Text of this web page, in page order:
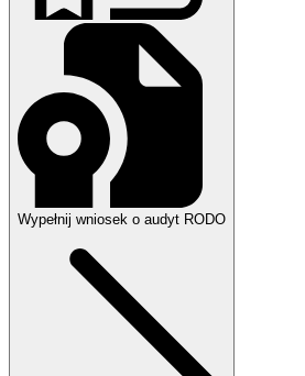
Wypełnij wniosek o audyt RODO